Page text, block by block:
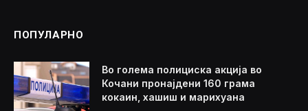
ПОПУЛАРНО
Во голема полициска акција во
Кочани пронајдени 160 грама
кокаин, хашиш и марихуана